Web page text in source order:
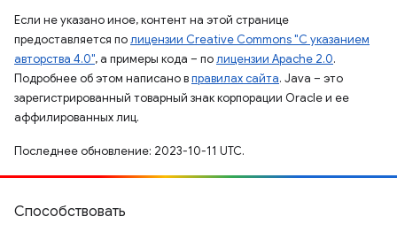
Если не указано иное, контент на этой странице
предоставляется полицензии Creative Commons "С указанием
авторства 4.0", а примеры кода – полицензии Apache 2.0.
Подробнее об этом написано вправилах сайта. Java – это
зарегистрированный товарный знак корпорации Oracle и ее
аффилированных лиц.
Последнее обновление: 2023-10-11 UTC.
Способствовать